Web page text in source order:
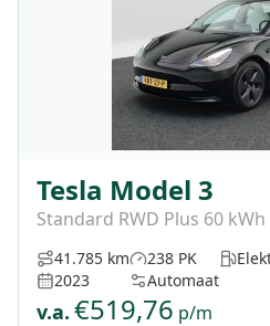
Tesla Model 3
Standard RWD Plus 60 kWh
41.785 km
2023
238 PK
Automaat
v.a. €519,76 p/m